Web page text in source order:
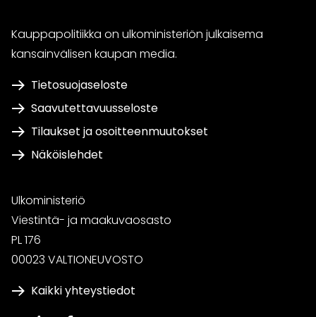
Kauppapolitiikka on ulkoministeriön julkaisema
kansainvälisen kaupan media.
Tietosuojaseloste
Saavutettavuusseloste
Tilaukset ja osoitteenmuutokset
Näköislehdet
Ulkoministeriö
Viestintä- ja maakuvaosasto
PL 176
00023 VALTIONEUVOSTO
Kaikki yhteystiedot